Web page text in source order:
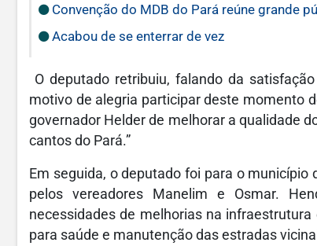
Convenção do MDB do Pará reúne grande
Acabou de se enterrar de vez
O deputado retribuiu, falando da
motivo de alegria participar deste momento
governador Helder de melhorar a qualidade
cantos do Pará.”
Em seguida, o deputado foi para o
pelos vereadores Manelim e Osmar.
necessidades de melhorias na
para saúde e manutenção das estradas